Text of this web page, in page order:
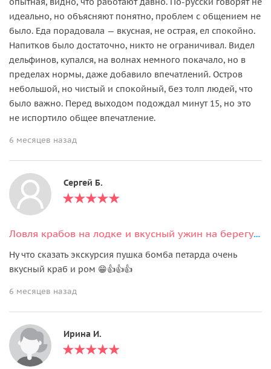
идеально, но объясняют понятно, проблем с общением не
было. Еда порадовала — вкусная, не острая, ел спокойно.
Напитков было достаточно, никто не ограничивал. Видел
дельфинов, купался, на волнах немного покачало, но в
пределах нормы, даже добавило впечатлений. Остров
небольшой, но чистый и спокойный, без толп людей, что
было важно. Перед выходом подождал минут 15, но это
не испортило общее впечатление.
6 месяцев назад
Сергей Б.
Ловля крабов на лодке и вкусный ужин на берегу океана
Ну что сказать экскурсия пушка бомба петарда очень
вкусный краб и ром 😁👍👍👍
6 месяцев назад
Ирина И.